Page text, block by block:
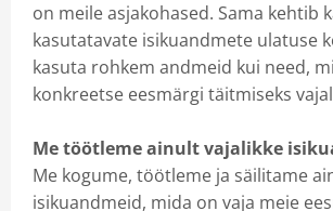
on meile asjakohased. Sama kehtib
kasutatavate isikuandmete ulatuse
kasuta rohkem andmeid kui need,
konkreetse eesmärgi täitmiseks
Me töötleme ainult vajalikke
Me kogume, töötleme ja säilitame
isikuandmeid, mida on vaja meie